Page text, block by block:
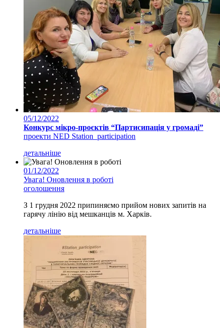
05/12/2022
Конкурс мікро-проєктів “Партисипація у громаді”
проекти NED Station_participation
детальніше
01/12/2022
Увага! Оновлення в роботі
оголошення
З 1 грудня 2022 припиняємо прийом нових запитів на
гарячу лінію від мешканців м. Харків.
детальніше